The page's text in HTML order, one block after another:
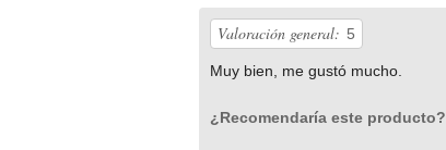
Valoración general: 5
Muy bien, me gustó mucho.
¿Recomendaría este producto?